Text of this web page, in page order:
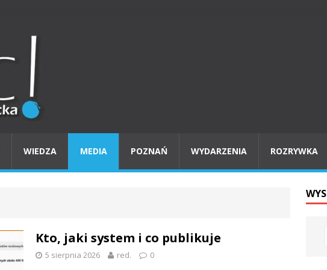
WIEDZA MEDIA POZNAŃ WYDARZENIA ROZRYWKA
Kto, jaki system i co publikuje
5 sierpnia 2026 red. 0